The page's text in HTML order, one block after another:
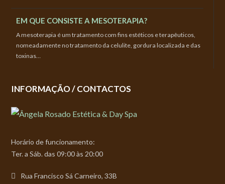
EM QUE CONSISTE A MESOTERAPIA?
A mesoterapia é um tratamento com fins estéticos e terapêuticos,
nomeadamente no tratamento da celulite, gordura localizada e das
toxinas…
INFORMAÇÃO / CONTACTOS
Horário de funcionamento:
Ter. a Sáb. das 09:00 às 20:00
Rua Francisco Sá Carneiro, 33B